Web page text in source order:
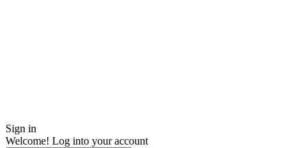
Sign in
Welcome! Log into your account